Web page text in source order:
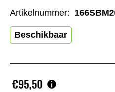
€95,50
Beschikbaar
Artikelnummer: